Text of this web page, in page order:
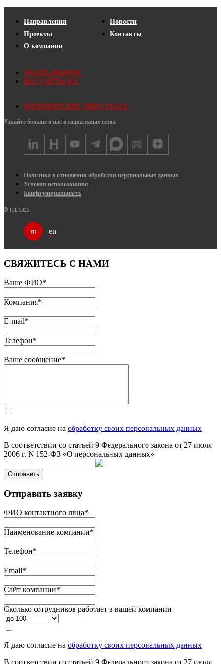
Направления
Проекты
О компании
Новости
Контакты
ЗАДАТЬ ВОПРОС
ВСЕ САЙТЫ ICL
ЮРИДИЧЕСКИЕ ЛИЦА ГК ICL
Узнайте больше о нас в социальных сетях
Политика в отношении обработки персональных данных
Условия использования
Конфиденциальность
© ICL 2026
ru en
СВЯЖИТЕСЬ С НАМИ
Ваше ФИО*
Компания*
E-mail*
Телефон*
Ваше сообщение*
Я даю согласие на обработку своих персональных данных
В соответствии со статьей 9 Федерального закона от 27 июля
2006 г. N 152-ФЗ «О персональных данных»
Отправить
Отправить заявку
ФИО контактного лица*
Наименование компании*
Телефон*
Email*
Сайт компании*
Сколько сотрудников работает в вашей компании
Я даю согласие на обработку своих персональных данных
В соответствии со статьей 9 Федерального закона от 27 июля